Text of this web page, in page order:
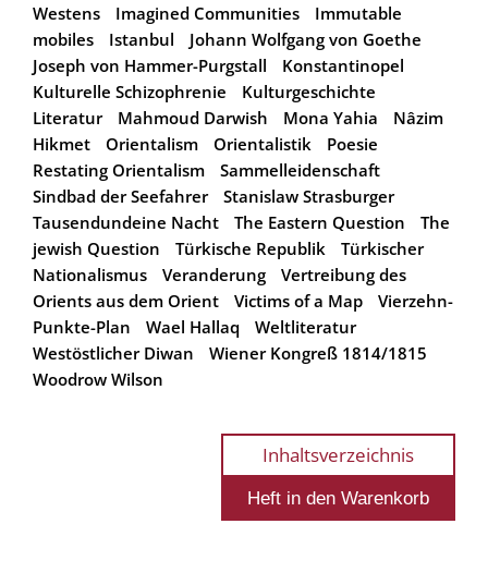
Westens
Imagined Communities
Immutable
mobiles
Istanbul
Johann Wolfgang von Goethe
Joseph von Hammer-Purgstall
Konstantinopel
Kulturelle Schizophrenie
Kulturgeschichte
Literatur
Mahmoud Darwish Mona Yahia
Nâzim
Hikmet
Orientalism Orientalistik
Poesie
Restating Orientalism
Sammelleidenschaft
Sindbad der Seefahrer
Stanislaw Strasburger
Tausendundeine Nacht
The Eastern Question
The
jewish Question
Türkische Republik
Türkischer
Nationalismus
Veranderung
Vertreibung des
Orients aus dem Orient
Victims of a Map
Vierzehn-
Punkte-Plan
Wael Hallaq
Weltliteratur
Westöstlicher Diwan
Wiener Kongreß 1814/1815
Woodrow Wilson
Inhaltsverzeichnis